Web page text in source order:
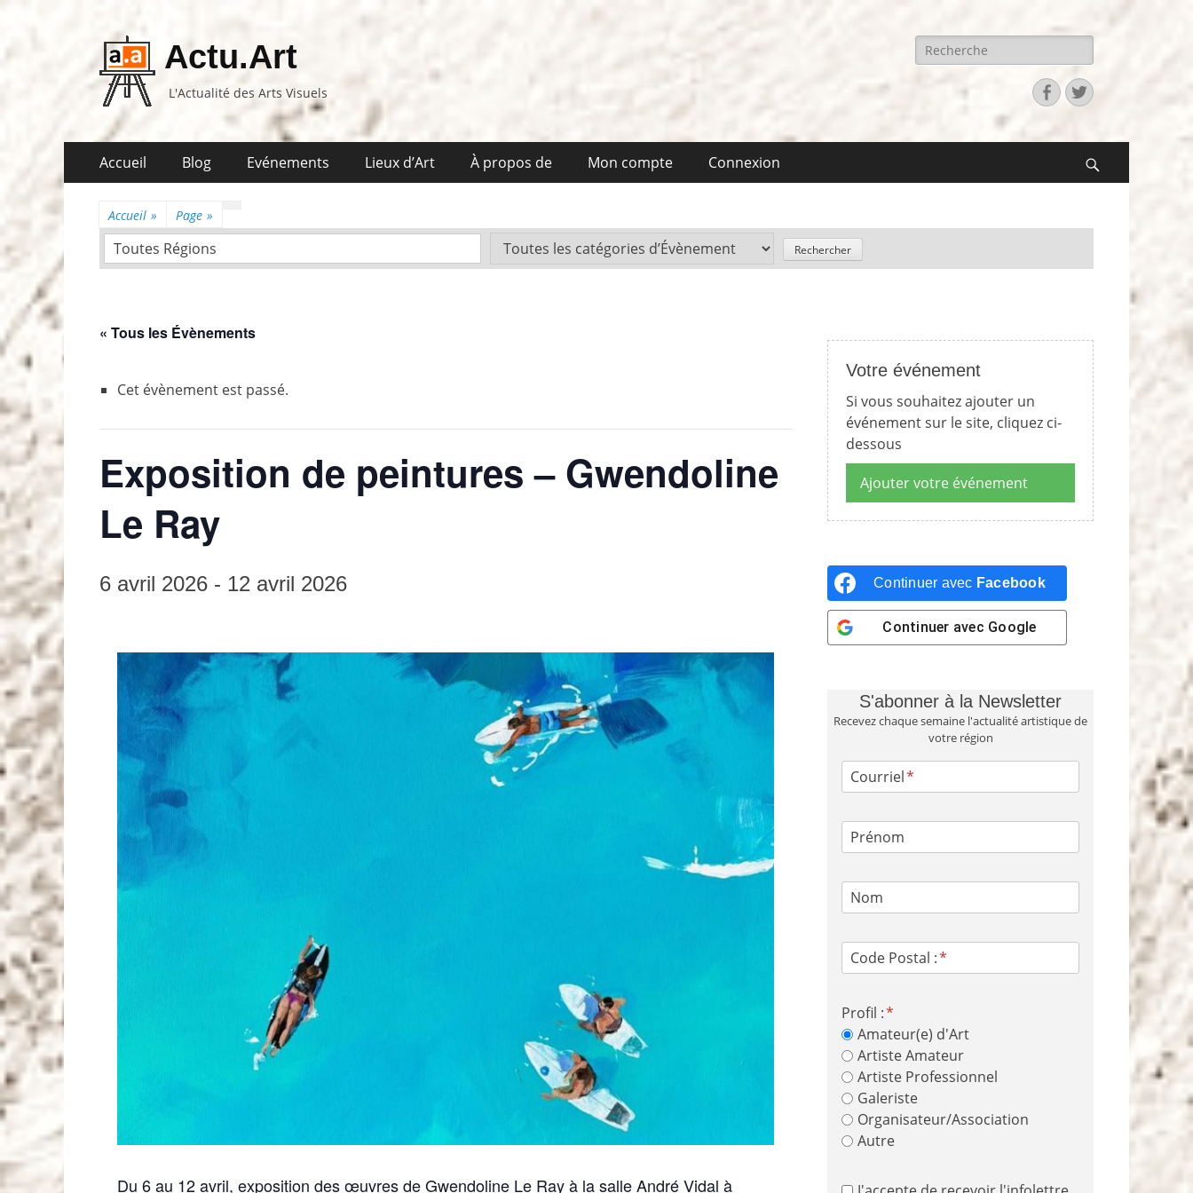
Actu.Art
L'Actualité des Arts Visuels
Recherche
pour:
Facebook
Twitter
Premier
menu
Accueil Blog Evénements Lieux d’Art À propos de Mon compte Connexion
Accueil » Page »
Toutes Régions
« Tous les Évènements
Cet évènement est passé.
Exposition de peintures – Gwendoline
Le Ray
6 avril 2026 - 12 avril 2026
Du 6 au 12 avril, exposition des œuvres de Gwendoline Le Ray à la salle André Vidal à
Votre événement
Si vous souhaitez ajouter un
événement sur le site, cliquez ci-
dessous
Ajouter votre événement
Continuer avec Facebook
Continuer avec Google
S'abonner à la Newsletter
Recevez chaque semaine l'actualité artistique de
votre région
Courriel
Prénom
Nom
Code Postal :
Profil :
Amateur(e) d'Art
Artiste Amateur
Artiste Professionnel
Galeriste
Organisateur/Association
Autre